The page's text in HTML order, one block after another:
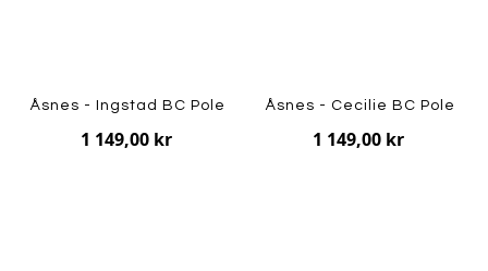
Åsnes - Ingstad BC Pole
1 149,00 kr
Åsnes - Cecilie BC Pole
1 149,00 kr